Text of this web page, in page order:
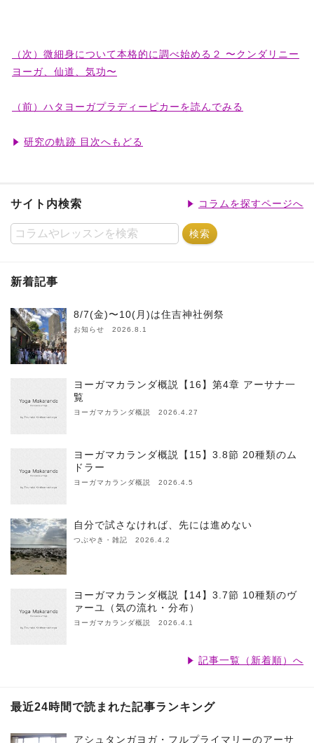
（次）微細身について本格的に調べ始める２ 〜クンダリニー
ヨーガ、仙道、気功〜
（前）ハタヨーガプラディーピカーを読んでみる
研究の軌跡 目次へもどる
サイト内検索 コラムを探すページへ
新着記事
8/7(金)〜10(月)は住吉神社例祭
お知らせ 2026.8.1
ヨーガマカランダ概説【16】第4章 アーサナ一
覧
ヨーガマカランダ概説 2026.4.27
ヨーガマカランダ概説【15】3.8節 20種類のム
ドラー
ヨーガマカランダ概説 2026.4.5
自分で試さなければ、先には進めない
つぶやき・雑記 2026.4.2
ヨーガマカランダ概説【14】3.7節 10種類のヴ
ァーユ（気の流れ・分布）
ヨーガマカランダ概説 2026.4.1
記事一覧（新着順）へ
最近24時間で読まれた記事ランキング
アシュタンガヨガ・フルプライマリーのアーサ